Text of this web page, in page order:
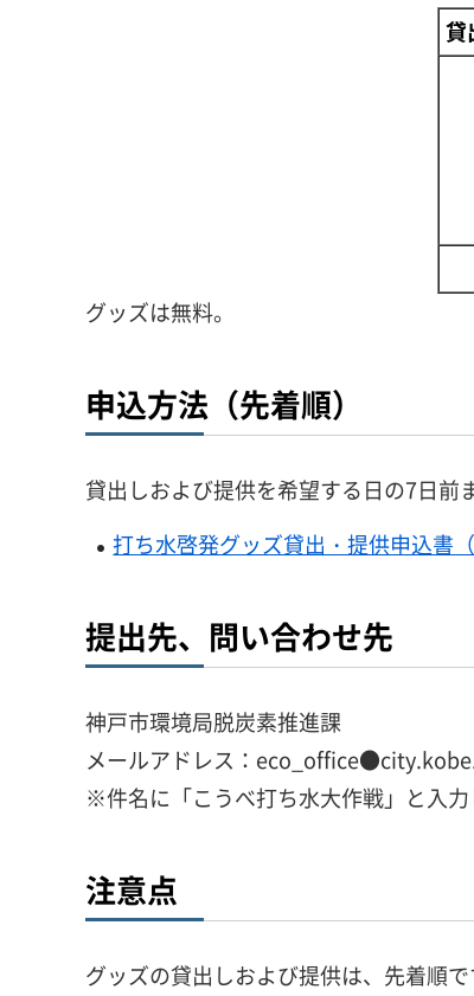
貸
グッズは無料。
申込方法（先着順）
貸出しおよび提供を希望する日の7日前
打ち水啓発グッズ貸出・提供申込書（
提出先、問い合わせ先
神戸市環境局脱炭素推進課
メールアドレス：
※件名に「こうべ打ち水大作戦」と入力
注意点
グッズの貸出しおよび提供は、先着順